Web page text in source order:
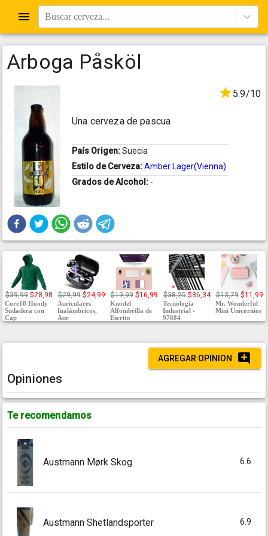
Buscar cerveza...
Arboga Påsköl
5.9/10
Una cerveza de pascua
País Origen:Suecia
Estilo de Cerveza:Amber Lager(Vienna)
Grados de Alcohol: -
$39,99 $28,98
Core18 Hoody
Sudadera con
Cap
$29,99 $24,99
Auriculares
Inalámbricos,
Aur
$19,99 $16,99
Knodel
Alfombrilla de
Escrito
$38,25 $36,34
Tecnología
Industrial -
97884
$13,79 $11,99
Mr. Wonderful
Mini Unicornios
AGREGAR OPINION
Opiniones
Te recomendamos
Austmann Mørk Skog 6.6
Austmann Shetlandsporter 6.9